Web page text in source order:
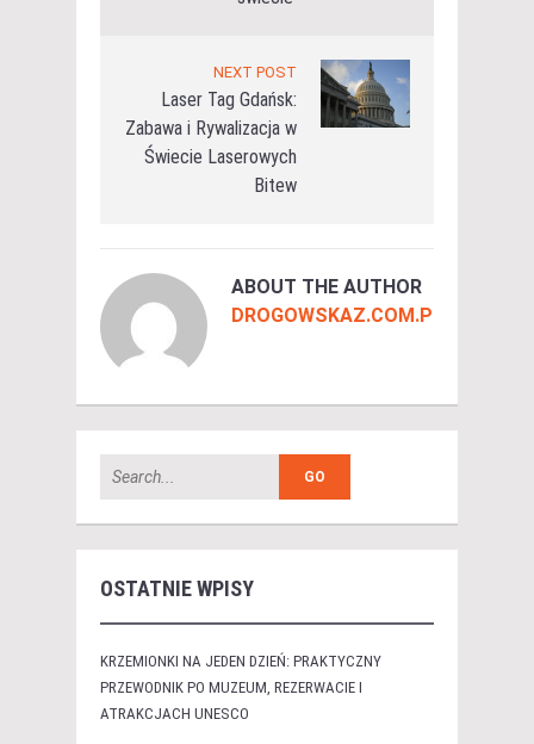
NEXT POST
Laser Tag Gdańsk:
Zabawa i Rywalizacja w
Świecie Laserowych
Bitew
ABOUT THE AUTHOR
DROGOWSKAZ.COM.PL
OSTATNIE WPISY
KRZEMIONKI NA JEDEN DZIEŃ: PRAKTYCZNY
PRZEWODNIK PO MUZEUM, REZERWACIE I
ATRAKCJACH UNESCO